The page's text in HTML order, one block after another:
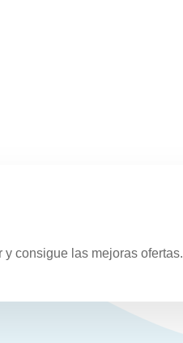
consigue las mejoras ofertas.